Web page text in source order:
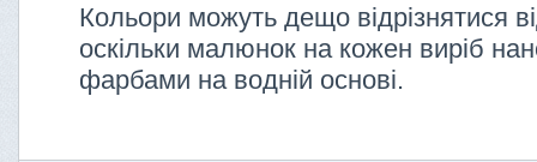
Кольори можуть дещо відрізнятися
оскільки малюнок на кожен виріб
фарбами на водній основі.